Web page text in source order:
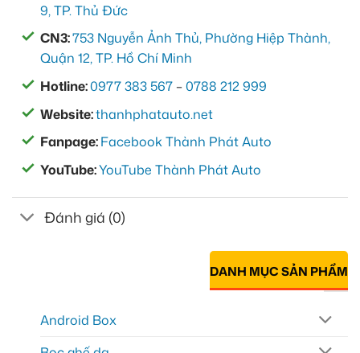
9, TP. Thủ Đức
CN3:753 Nguyễn Ảnh Thủ, Phường Hiệp Thành,
Quận 12, TP. Hồ Chí Minh
Hotline:0977 383 567 –0788 212 999
Website:thanhphatauto.net
Fanpage:Facebook Thành Phát Auto
YouTube:YouTube Thành Phát Auto
Đánh giá (0)
DANH MỤC SẢN PHẨM
Android Box